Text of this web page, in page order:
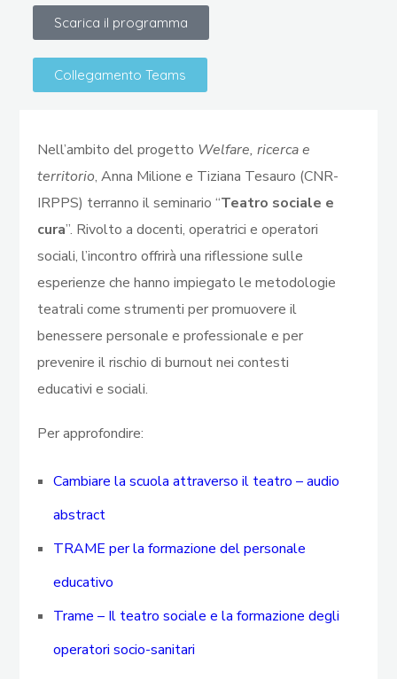
Scarica il programma
Collegamento Teams
Nell’ambito del progetto Welfare, ricerca e
territorio, Anna Milione e Tiziana Tesauro (CNR-
IRPPS) terranno il seminario “Teatro sociale e
cura”. Rivolto a docenti, operatrici e operatori
sociali, l’incontro offrirà una riflessione sulle
esperienze che hanno impiegato le metodologie
teatrali come strumenti per promuovere il
benessere personale e professionale e per
prevenire il rischio di burnout nei contesti
educativi e sociali.
Per approfondire:
Cambiare la scuola attraverso il teatro – audio
abstract
TRAME per la formazione del personale
educativo
Trame – Il teatro sociale e la formazione degli
operatori socio-sanitari